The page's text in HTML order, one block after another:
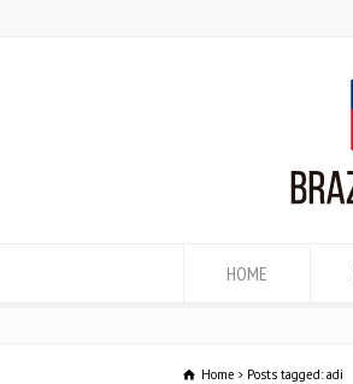
HOME
Home Posts tagged: adi